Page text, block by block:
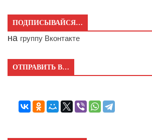
ПОДПИСЫВАЙСЯ…
на группу Вконтакте
ОТПРАВИТЬ В…